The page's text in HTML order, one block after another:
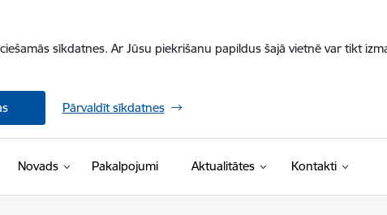
sīkdatnes. Ar Jūsu piekrišanu papildus šajā vietnē var tikt
Pārvaldīt sīkdatnes
Novads Pakalpojumi Aktualitātes Kontakti